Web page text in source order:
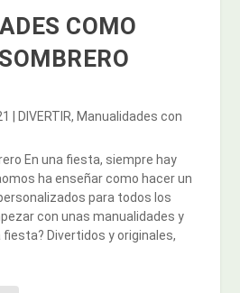
COMO
| DIVERTIR, Manualidades con
En una fiesta, siempre hay
ha enseñar como hacer un
para todos los
con unas manualidades y
Divertidos y originales,